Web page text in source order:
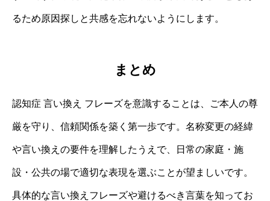
るため原因探しと共感を忘れないようにします。
まとめ
認知症 言い換え フレーズを意識することは、ご本人の尊
厳を守り、信頼関係を築く第一歩です。名称変更の経緯
や言い換えの要件を理解したうえで、日常の家庭・施
設・公共の場で適切な表現を選ぶことが望ましいです。
具体的な言い換えフレーズや避けるべき言葉を知ってお